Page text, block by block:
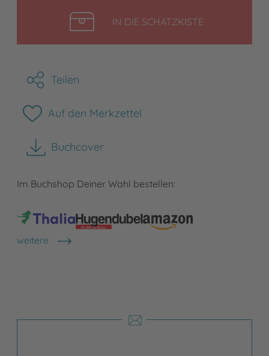
IN DIE SCHATZKISTELEGEN
Teilen
Auf den Merkzettel
Buchcover
herunterladen
Im Buchshop Deiner Wahl bestellen:
weitere
Shops anzeigen